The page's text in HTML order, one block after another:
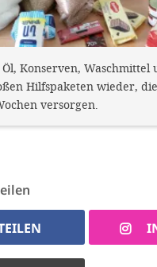
Konserven, Waschmittel
Hilfspaketen wieder,
versorgen.